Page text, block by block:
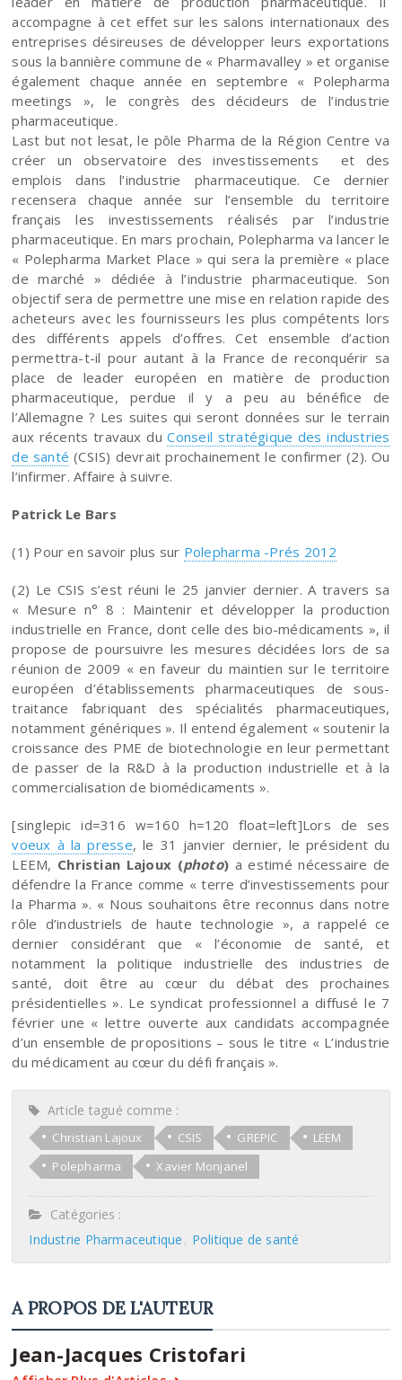
accompagne à cet effet sur les salons internationaux des
entreprises désireuses de développer leurs exportations
sous la bannière commune de « Pharmavalley » et organise
également chaque année en septembre « Polepharma
meetings », le congrès des décideurs de l’industrie
pharmaceutique.
Last but not lesat, le pôle Pharma de la Région Centre va
créer un observatoire des investissements et des
emplois dans l’industrie pharmaceutique. Ce dernier
recensera chaque année sur l’ensemble du territoire
français les investissements réalisés par l’industrie
pharmaceutique. En mars prochain, Polepharma va lancer le
« Polepharma Market Place » qui sera la première « place
de marché » dédiée à l’industrie pharmaceutique. Son
objectif sera de permettre une mise en relation rapide des
acheteurs avec les fournisseurs les plus compétents lors
des différents appels d’offres. Cet ensemble d’action
permettra-t-il pour autant à la France de reconquérir sa
place de leader européen en matière de production
pharmaceutique, perdue il y a peu au bénéfice de
l’Allemagne ? Les suites qui seront données sur le terrain
aux récents travaux duConseil stratégique des industries
de santé (CSIS) devrait prochainement le confirmer (2). Ou
l’infirmer. Affaire à suivre.
Patrick Le Bars
(1) Pour en savoir plus sur Polepharma -Prés 2012
(2) Le CSIS s’est réuni le 25 janvier dernier. A travers sa
« Mesure n° 8 : Maintenir et développer la production
industrielle en France, dont celle des bio-médicaments », il
propose de poursuivre les mesures décidées lors de sa
réunion de 2009 « en faveur du maintien sur le territoire
européen d’établissements pharmaceutiques de sous-
traitance fabriquant des spécialités pharmaceutiques,
notamment génériques ». Il entend également « soutenir la
croissance des PME de biotechnologie en leur permettant
de passer de la R&D à la production industrielle et à la
commercialisation de biomédicaments ».
[singlepic id=316 w=160 h=120 float=left]Lors de ses
voeux à la presse, le 31 janvier dernier, le président du
LEEM, Christian Lajoux (photo) a estimé nécessaire de
défendre la France comme « terre d’investissements pour
la Pharma ». « Nous souhaitons être reconnus dans notre
rôle d’industriels de haute technologie », a rappelé ce
dernier considérant que « l’économie de santé, et
notamment la politique industrielle des industries de
santé, doit être au cœur du débat des prochaines
présidentielles ». Le syndicat professionnel a diffusé le 7
février une « lettre ouverte aux candidats accompagnée
d’un ensemble de propositions – sous le titre « L’industrie
du médicament au cœur du défi français ».
Article tagué comme :
Christian Lajoux CSIS GREPIC
LEEM
Polepharma
Xavier Monjanel
Catégories :
Industrie Pharmaceutique
Politique de santé
A PROPOS DE L'AUTEUR
Jean-Jacques Cristofari